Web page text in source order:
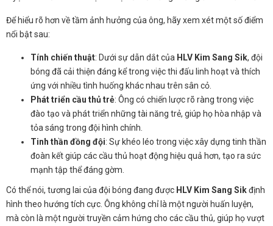
Để hiểu rõ hơn về tầm ảnh hưởng của ông, hãy xem xét một số điểm
nổi bật sau:
Tính chiến thuật: Dưới sự dẫn dắt của HLV Kim Sang Sik, đội
bóng đã cải thiện đáng kể trong việc thi đấu linh hoạt và thích
ứng với nhiều tình huống khác nhau trên sân cỏ.
Phát triển cầu thủ trẻ: Ông có chiến lược rõ ràng trong việc
đào tạo và phát triển những tài năng trẻ, giúp họ hòa nhập và
tỏa sáng trong đội hình chính.
Tinh thần đồng đội: Sự khéo léo trong việc xây dựng tinh thần
đoàn kết giúp các cầu thủ hoạt động hiệu quả hơn, tạo ra sức
mạnh tập thể đáng gờm.
Có thể nói, tương lai của đội bóng đang được HLV Kim Sang Sikđịnh
hình theo hướng tích cực. Ông không chỉ là một người huấn luyện,
mà còn là một người truyền cảm hứng cho các cầu thủ, giúp họ vượt